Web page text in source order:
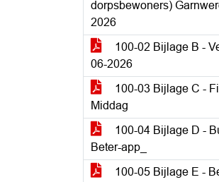
dorpsbewoners)
2026
100-02 Bijlage B -
06-2026
100-03 Bijlage C -
Middag
100-04 Bijlage D -
Beter-app_
100-05 Bijlage E -